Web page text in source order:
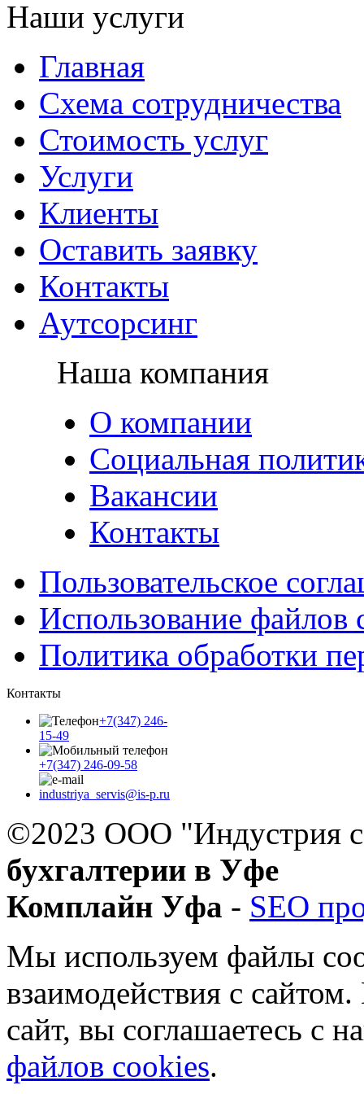
Наши услуги
Главная
Схема сотрудничества
Стоимость услуг
Услуги
Клиенты
Оставить заявку
Контакты
Аутсорсинг
Наша компания
О компании
Социальная
Вакансии
Контакты
Пользовательское
Использование файлов
Политика обработки
Контакты
+7(347) 246-
15-49
+7(347) 246-09-58
industriya_servis@is-p.ru
©2023 ООО "Индустрия
бухгалтерии в Уфе
Комплайн Уфа - SEO
Мы используем файлы
взаимодействия с
сайт, вы соглашаетесь с
файлов cookies.